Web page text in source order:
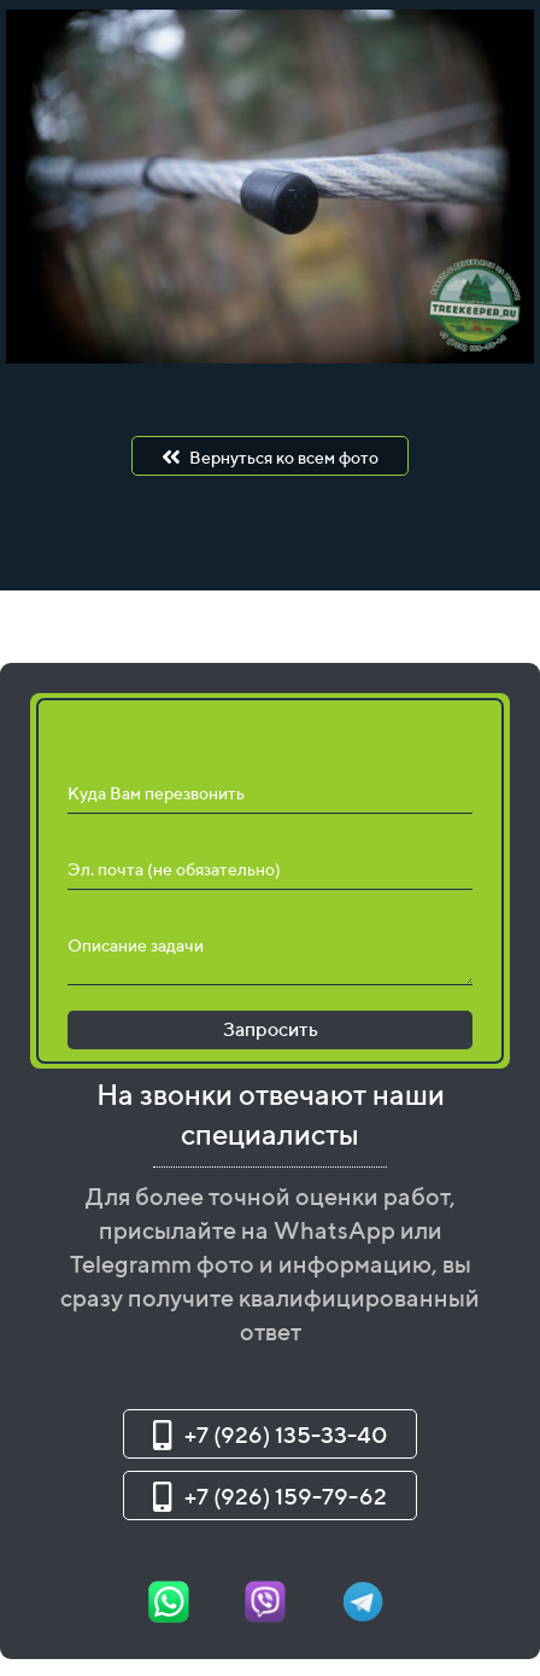
Вернуться ко всем фото
Куда Вам перезвонить
Эл. почта (не обязательно)
Описание задачи
Запросить
На звонки отвечают наши
специалисты
Для более точной оценки работ,
присылайте на WhatsApp или
Telegramm фото и информацию, вы
сразу получите квалифицированный
ответ
+7 (926) 135-33-40
+7 (926) 159-79-62